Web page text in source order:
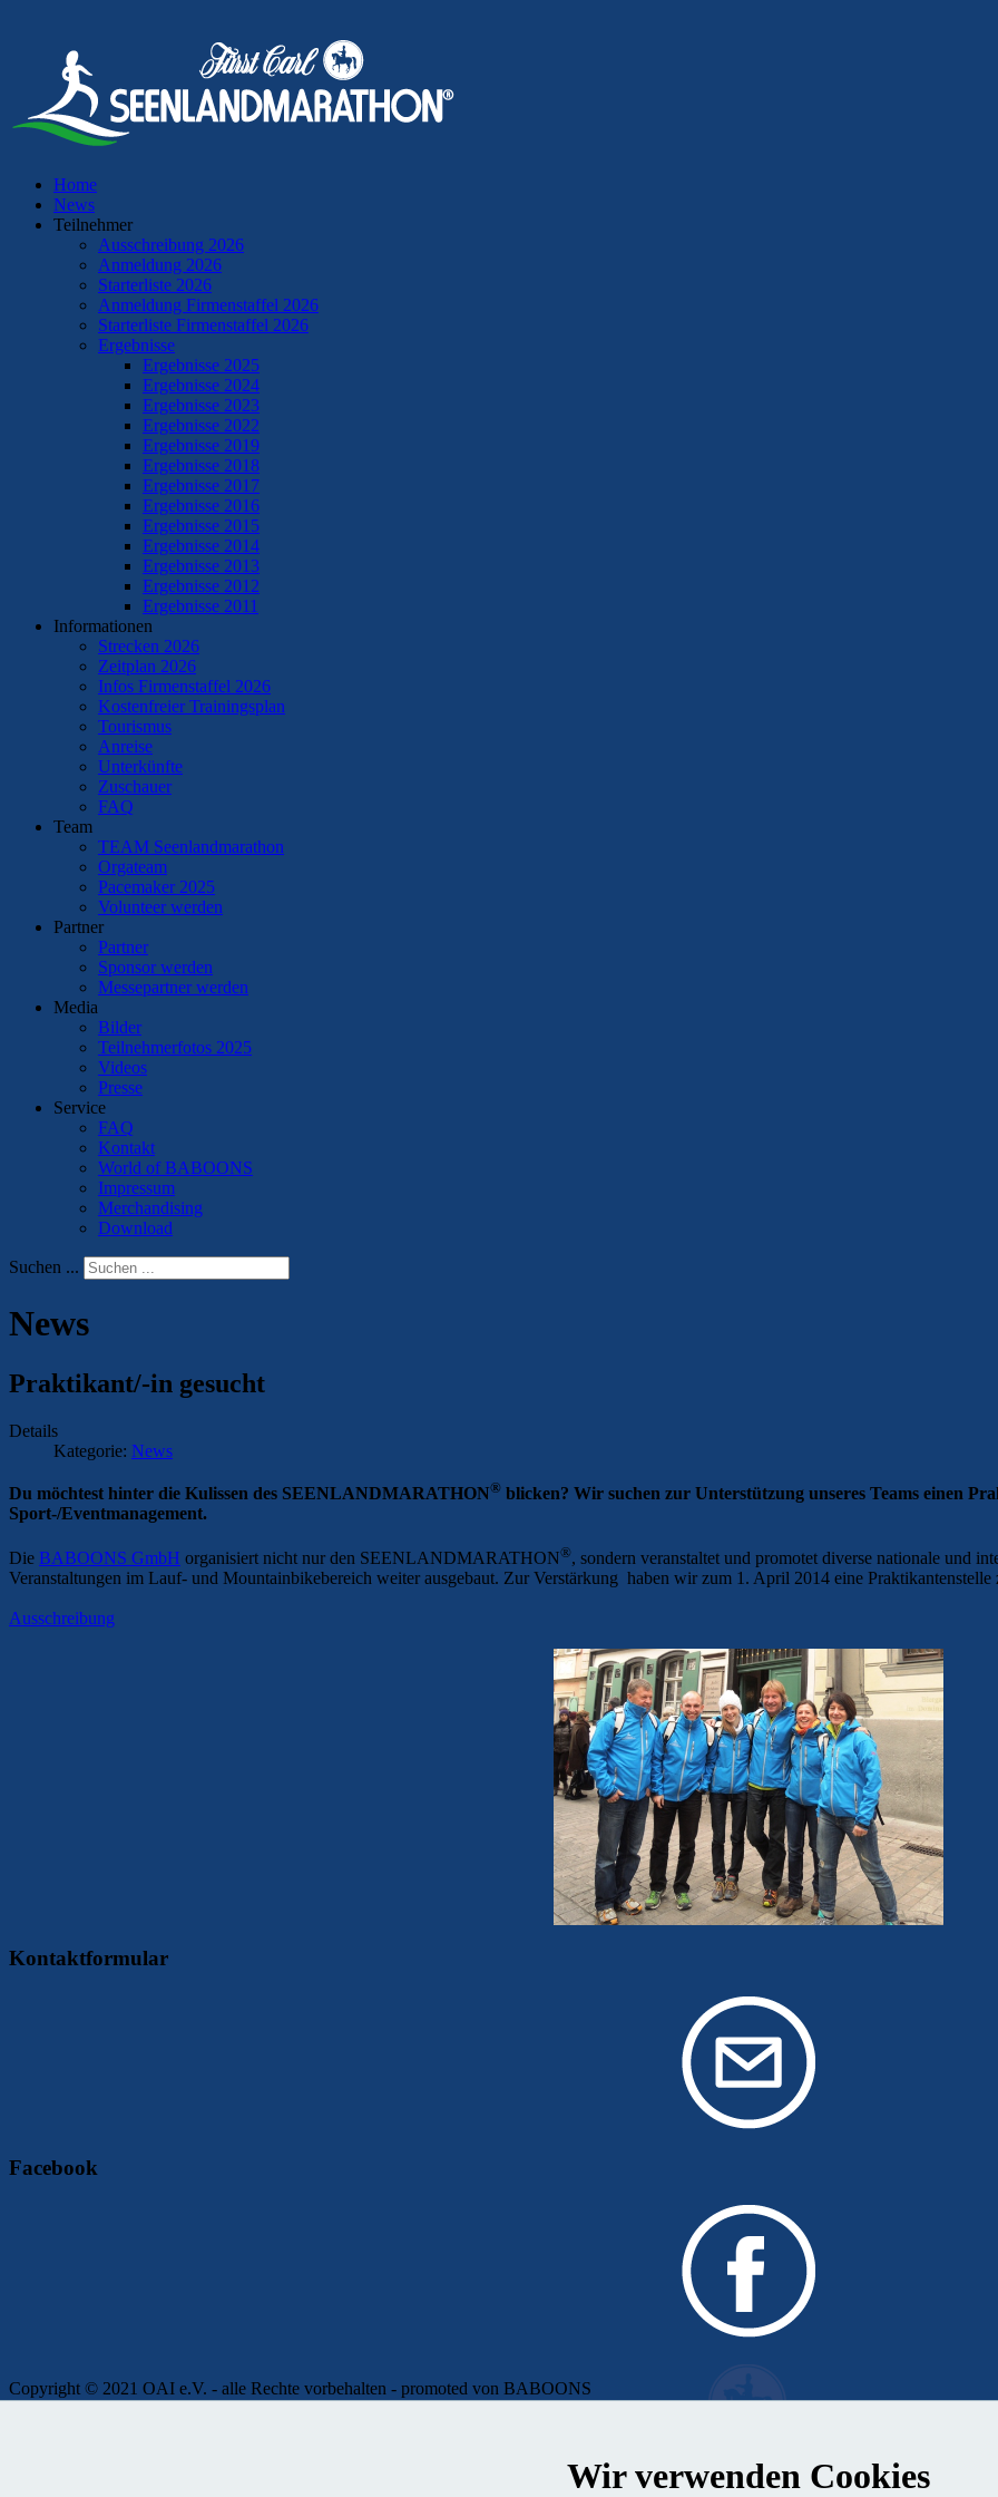
Home
News
Teilnehmer
Ausschreibung 2026
Anmeldung 2026
Starterliste 2026
Anmeldung Firmenstaffel 2026
Starterliste Firmenstaffel 2026
Ergebnisse
Ergebnisse 2025
Ergebnisse 2024
Ergebnisse 2023
Ergebnisse 2022
Ergebnisse 2019
Ergebnisse 2018
Ergebnisse 2017
Ergebnisse 2016
Ergebnisse 2015
Ergebnisse 2014
Ergebnisse 2013
Ergebnisse 2012
Ergebnisse 2011
Informationen
Strecken 2026
Zeitplan 2026
Infos Firmenstaffel 2026
Kostenfreier Trainingsplan
Tourismus
Anreise
Unterkünfte
Zuschauer
FAQ
Team
TEAM Seenlandmarathon
Orgateam
Pacemaker 2025
Volunteer werden
Partner
Partner
Sponsor werden
Messepartner werden
Media
Bilder
Teilnehmerfotos 2025
Videos
Presse
Service
FAQ
Kontakt
World of BABOONS
Impressum
Merchandising
Download
Suchen ...
News
Praktikant/-in gesucht
Details
Kategorie: News
Du möchtest hinter die Kulissen des SEENLANDMARATHON® blicken? Wir suchen zur Unterstützung unseres Teams einen
Sport-/Eventmanagement.
Die BABOONS GmbH organisiert nicht nur den SEENLANDMARATHON®, sondern veranstaltet und promotet diverse nationale und
Veranstaltungen im Lauf- und Mountainbikebereich weiter ausgebaut. Zur Verstärkung haben wir zum 1. April 2014 eine Praktikantenstelle
Ausschreibung
Kontaktformular
Facebook
Copyright © 2021 OAI e.V. - alle Rechte vorbehalten - promoted von BABOONS
Wir verwenden Cookies